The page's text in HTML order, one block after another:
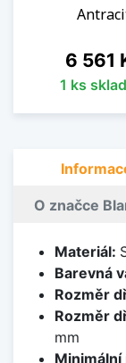
Cena
6 561
1 ks
O značce
Materiál:
Barevná
Rozměr
Rozměr
mm